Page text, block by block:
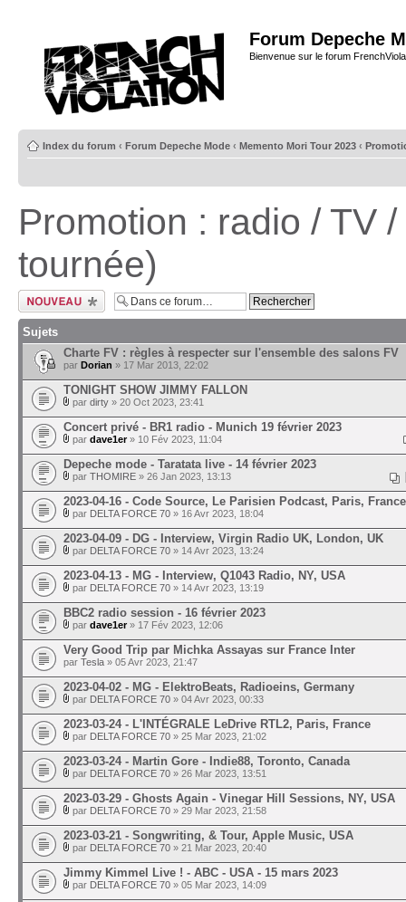
Forum Depeche
Bienvenue sur le forum
Index du forum ‹ Forum Depeche Mode ‹ Memento Mori Tour 2023 ‹
Promotion : radio / TV
tournée)
Ecrire un nouveau
sujet
Sujets
Charte FV : règles à respecter sur l'ensemble des salons FV
par Dorian » 17 Mar 2013, 22:02
TONIGHT SHOW JIMMY FALLON
par dirty » 20 Oct 2023, 23:41
Concert privé - BR1 radio - Munich 19 février 2023
par dave1er» 10 Fév 2023, 11:04
Depeche mode - Taratata live - 14 février 2023
par THOMIRE » 26 Jan 2023, 13:13
2023-04-16 - Code Source, Le Parisien Podcast, Paris, France
par DELTA FORCE 70 » 16 Avr 2023, 18:04
2023-04-09 - DG - Interview, Virgin Radio UK, London, UK
par DELTA FORCE 70 » 14 Avr 2023, 13:24
2023-04-13 - MG - Interview, Q1043 Radio, NY, USA
par DELTA FORCE 70 » 14 Avr 2023, 13:19
BBC2 radio session - 16 février 2023
par dave1er» 17 Fév 2023, 12:06
Very Good Trip par Michka Assayas sur France Inter
par Tesla » 05 Avr 2023, 21:47
2023-04-02 - MG - ElektroBeats, Radioeins, Germany
par DELTA FORCE 70 » 04 Avr 2023, 00:33
2023-03-24 - L'INTÉGRALE LeDrive RTL2, Paris, France
par DELTA FORCE 70 » 25 Mar 2023, 21:02
2023-03-24 - Martin Gore - Indie88, Toronto, Canada
par DELTA FORCE 70 » 26 Mar 2023, 13:51
2023-03-29 - Ghosts Again - Vinegar Hill Sessions, NY, USA
par DELTA FORCE 70 » 29 Mar 2023, 21:58
2023-03-21 - Songwriting, & Tour, Apple Music, USA
par DELTA FORCE 70 » 21 Mar 2023, 20:40
Jimmy Kimmel Live ! - ABC - USA - 15 mars 2023
par DELTA FORCE 70 » 05 Mar 2023, 14:09